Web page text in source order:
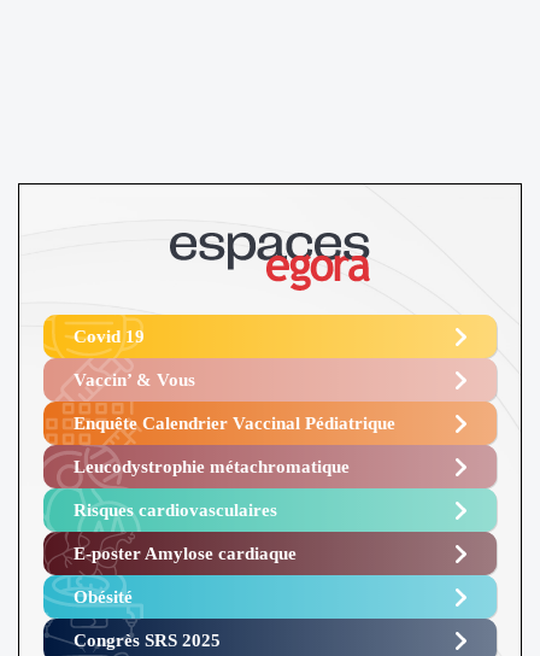
Covid 19
Vaccin’ & Vous
Enquête Calendrier Vaccinal Pédiatrique
Leucodystrophie métachromatique
Risques cardiovasculaires
E-poster Amylose cardiaque ​
Obésité ​
Congrès SRS 2025 ​